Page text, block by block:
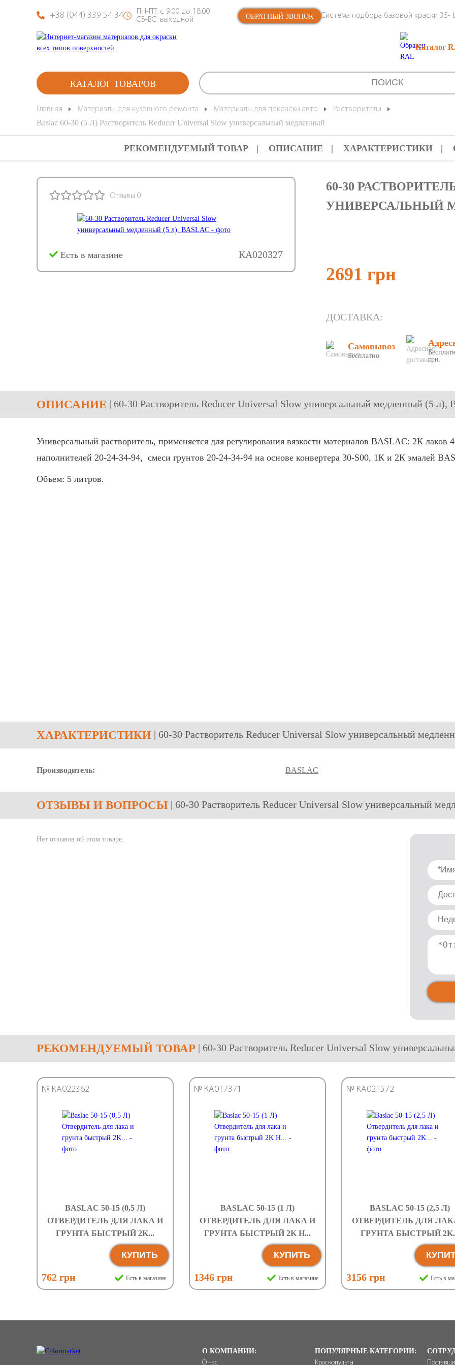
+38 (044) 339 54 34
ПН-ПТ: с 9:00 до 18:00
СБ-ВС: выходной
ОБРАТНЫЙ ЗВОНОК Система подбора базовой краски 35-
Каталог
КАТАЛОГ ТОВАРОВ
Главная Материалы для кузовного ремонта Материалы для покраски авто Растворители
Baslac 60-30 (5 Л) Растворитель Reducer Universal Slow универсальный медленный
РЕКОМЕНДУЕМЫЙ ТОВАР ОПИСАНИЕ ХАРАКТЕРИСТИКИ
Отзывы 0
КА020327
Есть в магазине
60-30 РАСТВОРИТЕЛЬ
УНИВЕРСАЛЬНЫЙ
2691 грн
ДОСТАВКА:
Самовывоз
Бесплатно
грн.
ОПИСАНИЕ | 60-30 Растворитель Reducer Universal Slow универсальный медленный (5 л),
Универсальный растворитель, применяется для регулирования вязкости материалов BASLAC: 2К
наполнителей 20-24-34-94, смеси грунтов 20-24-34-94 на основе конвертера 30-S00, 1К и 2К эмалей
Объем: 5 литров.
ХАРАКТЕРИСТИКИ | 60-30 Растворитель Reducer Universal Slow универсальный
Производитель: BASLAC
ОТЗЫВЫ И ВОПРОСЫ | 60-30 Растворитель Reducer Universal Slow универсальный
Нет отзывов об этом товаре.
РЕКОМЕНДУЕМЫЙ ТОВАР | 60-30 Растворитель Reducer Universal Slow
№ КА022362
BASLAC 50-15 (0,5 Л)
ОТВЕРДИТЕЛЬ ДЛЯ ЛАКА И
ГРУНТА БЫСТРЫЙ 2K...
762 грн
КУПИТЬ
Есть в магазине
№ КА017371
BASLAC 50-15 (1 Л)
ОТВЕРДИТЕЛЬ ДЛЯ ЛАКА И
ГРУНТА БЫСТРЫЙ 2K H...
1346 грн
КУПИТЬ
Есть в магазине
№ КА021572
BASLAC 50-15 (2,5 Л)
ОТВЕРДИТЕЛЬ ДЛЯ
ГРУНТА БЫСТРЫЙ
3156 грн Есть в
О КОМПАНИИ:
О нас
ПОПУЛЯРНЫЕ КАТЕГОРИИ:
Краскопульты